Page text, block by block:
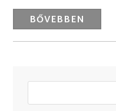
BŐVEBBEN